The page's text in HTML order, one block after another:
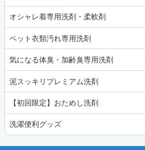
オシャレ着専用洗剤・柔軟剤
ペット衣類汚れ専用洗剤
気になる体臭・加齢臭専用洗剤
泥スッキリプレミアム洗剤
【初回限定】おためし洗剤
洗濯便利グッズ